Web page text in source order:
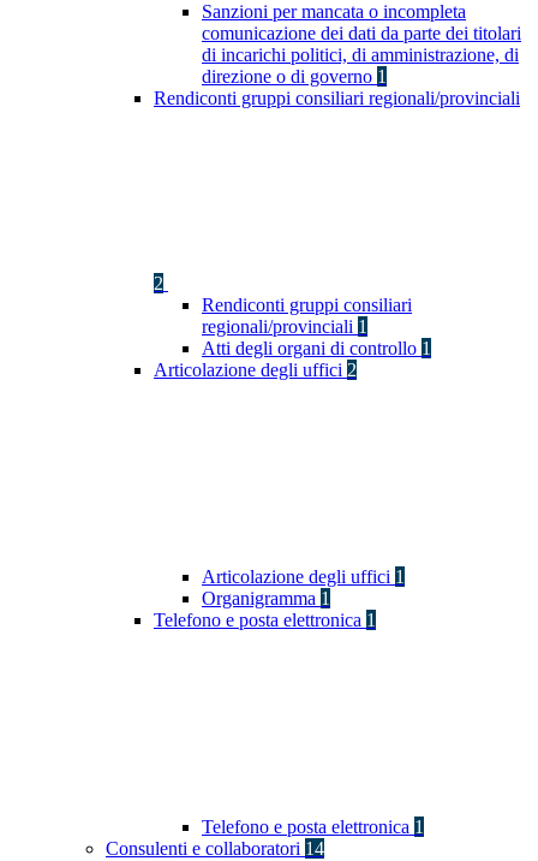
Sanzioni per mancata o incompleta
comunicazione dei dati da parte dei titolari
di incarichi politici, di amministrazione, di
direzione o di governo 1
Rendiconti gruppi consiliari regionali/provinciali
2
Rendiconti gruppi consiliari
regionali/provinciali 1
Atti degli organi di controllo 1
Articolazione degli uffici 2
Articolazione degli uffici 1
Organigramma 1
Telefono e posta elettronica 1
Telefono e posta elettronica 1
Consulenti e collaboratori 14